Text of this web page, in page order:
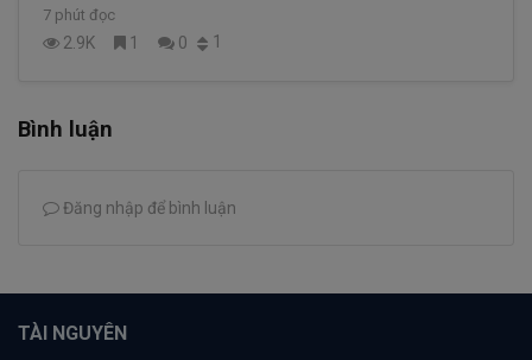
7 phút đọc
2.9K 1 0 1
Bình luận
Đăng nhập để bình luận
TÀI NGUYÊN